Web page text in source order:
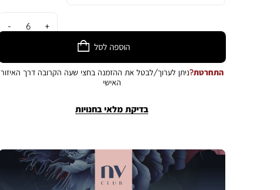
הוספה לסל
התחרטת?ניתן לערוך/לבטל את ההזמנה בחצי שעה הקרובה דרך האיזור
האישי
בדיקת מלאי בחנויות